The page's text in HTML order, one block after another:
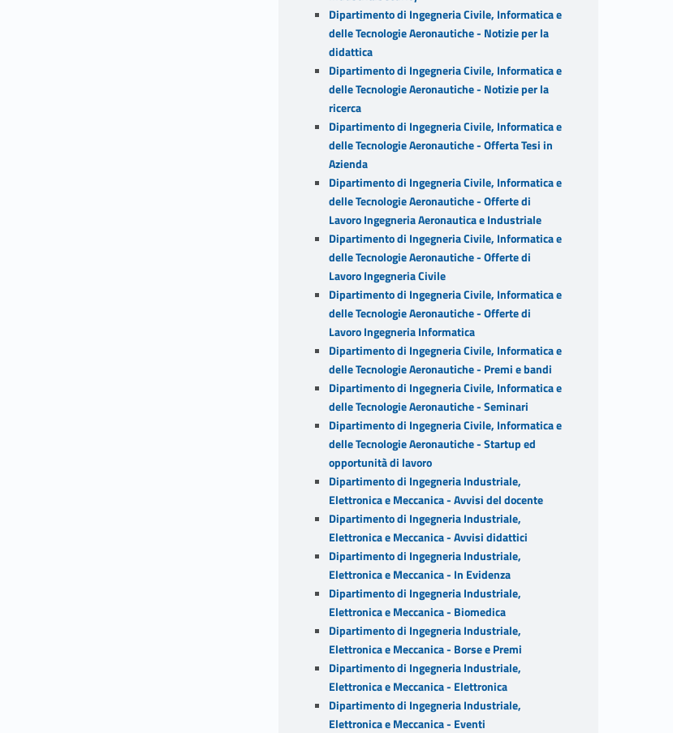
Dipartimento di Ingegneria Civile, Informatica e
delle Tecnologie Aeronautiche - Notizie per la
didattica
Dipartimento di Ingegneria Civile, Informatica e
delle Tecnologie Aeronautiche - Notizie per la
ricerca
Dipartimento di Ingegneria Civile, Informatica e
delle Tecnologie Aeronautiche - Offerta Tesi in
Azienda
Dipartimento di Ingegneria Civile, Informatica e
delle Tecnologie Aeronautiche - Offerte di
Lavoro Ingegneria Aeronautica e Industriale
Dipartimento di Ingegneria Civile, Informatica e
delle Tecnologie Aeronautiche - Offerte di
Lavoro Ingegneria Civile
Dipartimento di Ingegneria Civile, Informatica e
delle Tecnologie Aeronautiche - Offerte di
Lavoro Ingegneria Informatica
Dipartimento di Ingegneria Civile, Informatica e
delle Tecnologie Aeronautiche - Premi e bandi
Dipartimento di Ingegneria Civile, Informatica e
delle Tecnologie Aeronautiche - Seminari
Dipartimento di Ingegneria Civile, Informatica e
delle Tecnologie Aeronautiche - Startup ed
opportunità di lavoro
Dipartimento di Ingegneria Industriale,
Elettronica e Meccanica - Avvisi del docente
Dipartimento di Ingegneria Industriale,
Elettronica e Meccanica - Avvisi didattici
Dipartimento di Ingegneria Industriale,
Elettronica e Meccanica - In Evidenza
Dipartimento di Ingegneria Industriale,
Elettronica e Meccanica - Biomedica
Dipartimento di Ingegneria Industriale,
Elettronica e Meccanica - Borse e Premi
Dipartimento di Ingegneria Industriale,
Elettronica e Meccanica - Elettronica
Dipartimento di Ingegneria Industriale,
Elettronica e Meccanica - Eventi